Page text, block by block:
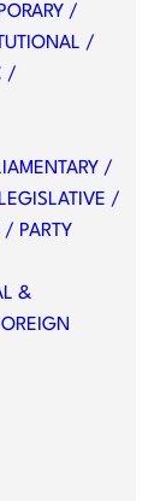
/
/
/
/
/
PARTY
&